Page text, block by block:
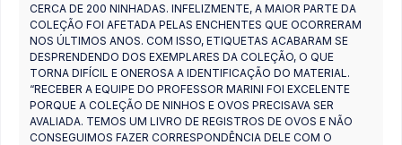
CERCA DE 200 NINHADAS. INFELIZMENTE, A MAIOR PARTE DA
COLEÇÃO FOI AFETADA PELAS ENCHENTES QUE OCORRERAM
NOS ÚLTIMOS ANOS. COM ISSO, ETIQUETAS ACABARAM SE
DESPRENDENDO DOS EXEMPLARES DA COLEÇÃO, O QUE
TORNA DIFÍCIL E ONEROSA A IDENTIFICAÇÃO DO MATERIAL.
“RECEBER A EQUIPE DO PROFESSOR MARINI FOI EXCELENTE
PORQUE A COLEÇÃO DE NINHOS E OVOS PRECISAVA SER
AVALIADA. TEMOS UM LIVRO DE REGISTROS DE OVOS E NÃO
CONSEGUIMOS FAZER CORRESPONDÊNCIA DELE COM O